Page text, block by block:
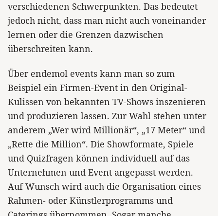
verschiedenen Schwerpunkten. Das bedeutet
jedoch nicht, dass man nicht auch voneinander
lernen oder die Grenzen dazwischen
überschreiten kann.
Über endemol events kann man so zum
Beispiel ein Firmen-Event in den Original-
Kulissen von bekannten TV-Shows inszenieren
und produzieren lassen. Zur Wahl stehen unter
anderem „Wer wird Millionär“, „17 Meter“ und
„Rette die Million“. Die Showformate, Spiele
und Quizfragen können individuell auf das
Unternehmen und Event angepasst werden.
Auf Wunsch wird auch die Organisation eines
Rahmen- oder Künstlerprogramms und